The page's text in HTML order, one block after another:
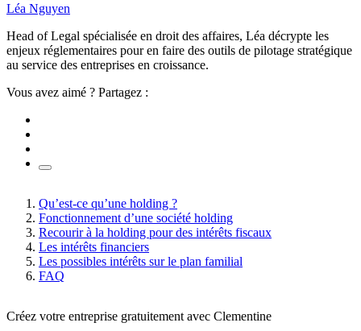
Léa Nguyen
Head of Legal spécialisée en droit des affaires, Léa décrypte les
enjeux réglementaires pour en faire des outils de pilotage stratégique
au service des entreprises en croissance.
Vous avez aimé ? Partagez :
Qu’est-ce qu’une holding ?
Fonctionnement d’une société holding
Recourir à la holding pour des intérêts fiscaux
Les intérêts financiers
Les possibles intérêts sur le plan familial
FAQ
Créez votre entreprise gratuitement avec Clementine